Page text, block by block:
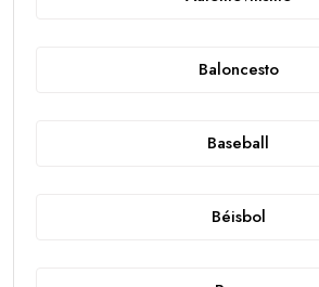
Baloncesto
Baseball
Béisbol